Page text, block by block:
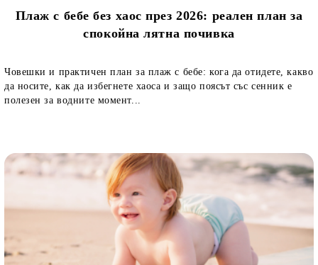
Плаж с бебе без хаос през 2026: реален план за
спокойна лятна почивка
Човешки и практичен план за плаж с бебе: кога да отидете, какво
да носите, как да избегнете хаоса и защо поясът със сенник е
полезен за водните момент...